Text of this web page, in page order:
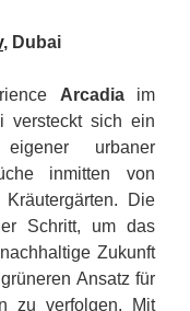
, Dubai
Arcadiaim
versteckt sich ein
urbaner
inmitten von
Die
Schritt, um das
Zukunft
Ansatz für
zu verfolgen. Mit